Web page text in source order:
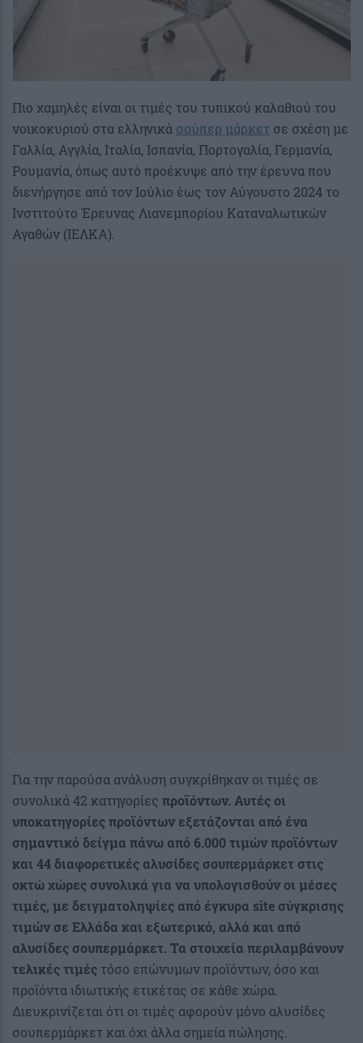
Πιο χαμηλές είναι οι τιμές του τυπικού καλαθιού του
νοικοκυριού στα ελληνικά σούπερ μάρκετ σε σχέση με
Γαλλία, Αγγλία, Ιταλία, Ισπανία, Πορτογαλία, Γερμανία,
Ρουμανία, όπως αυτό προέκυψε από την έρευνα που
διενήργησε από τον Ιούλιο έως τον Αύγουστο 2024 το
Ινστιτούτο Έρευνας Λιανεμπορίου Καταναλωτικών
Αγαθών (ΙΕΛΚΑ).
Για την παρούσα ανάλυση συγκρίθηκαν οι τιμές σε
συνολικά 42 κατηγορίες προϊόντων. Αυτές οι
υποκατηγορίες προϊόντων εξετάζονται από ένα
σημαντικό δείγμα πάνω από 6.000 τιμών προϊόντων
και 44 διαφορετικές αλυσίδες σουπερμάρκετ στις
οκτώ χώρες συνολικά για να υπολογισθούν οι μέσες
τιμές, με δειγματοληψίες από έγκυρα site σύγκρισης
τιμών σε Ελλάδα και εξωτερικό, αλλά και από
αλυσίδες σουπερμάρκετ. Τα στοιχεία περιλαμβάνουν
τελικές τιμέςτόσο επώνυμων προϊόντων, όσο και
προϊόντα ιδιωτικής ετικέτας σε κάθε χώρα.
Διευκρινίζεται ότι οι τιμές αφορούν μόνο αλυσίδες
σουπερμάρκετ και όχι άλλα σημεία πώλησης.